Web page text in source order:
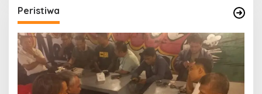
Peristiwa